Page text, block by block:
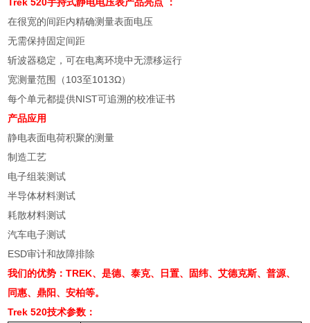
在很宽的间距内精确测量表面电压
无需保持固定间距
斩波器稳定，可在电离环境中无漂移运行
宽测量范围（103至1013Ω）
每个单元都提供NIST可追溯的校准证书
产品应用
静电表面电荷积聚的测量
制造工艺
电子组装测试
半导体材料测试
耗散材料测试
汽车电子测试
ESD审计和故障排除
我们的优势：TREK、是德、泰克、日置、固纬、艾德克斯、普源、
同惠、鼎阳、安柏等。
Trek 520技术参数：